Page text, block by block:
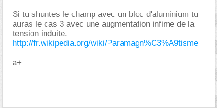
Si tu shuntes le champ avec un bloc d'aluminium tu
auras le cas 3 avec une augmentation infime de la
tension induite.
http://fr.wikipedia.org/wiki/Paramagn%C3%A9tisme
a+